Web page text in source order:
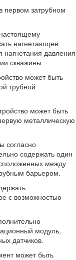
первом затрубном
нагнетающее
нагнетания давления
скважины.
может быть
трубной
может быть
металлическую
согласно
содержать один
между
барьером.
с возможностью
модуль,
датчиков.
может быть